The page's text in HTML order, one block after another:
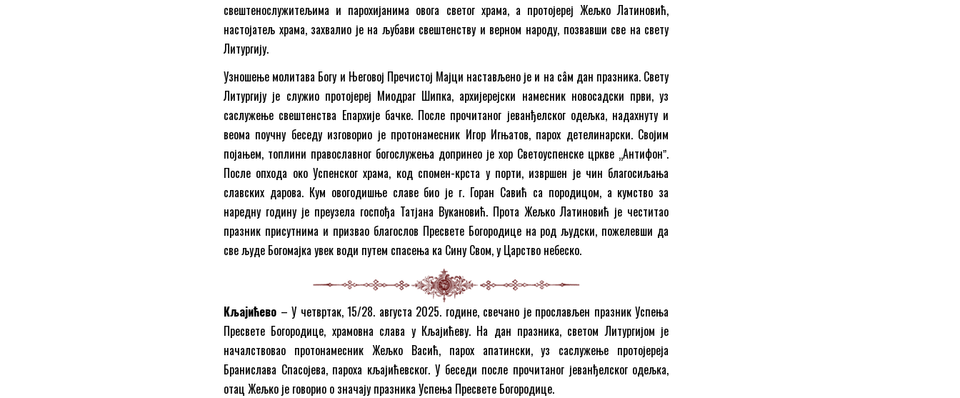
свештенослужитељима и парохијанима овога светог храма, а протојереј Жељко Латиновић,
настојатељ храма, захвалио је на љубави свештенству и верном народу, позвавши све на свету
Литургију.
Узношење молитава Богу и Његовој Пречистој Мајци настављено је и на сâм дан празника. Свету
Литургију је служио протојереј Миодраг Шипка, архијерејски намесник новосадски први, уз
саслужење свештенства Епархије бачке. После прочитаног јеванђелског одељка, надахнуту и
веома поучну беседу изговорио је протонамесник Игор Игњатов, парох детелинарски. Својим
појањем, топлини православног богослужења допринео је хор Светоуспенске цркве „Антифонˮ.
После опхода око Успенског храма, код спомен-крста у порти, извршен је чин благосиљања
славских дарова. Кум овогодишње славе био је г. Горан Савић са породицом, а кумство за
наредну годину је преузела госпођа Татјана Вукановић. Прота Жељко Латиновић је честитао
празник присутнима и призвао благослов Пресвете Богородице на род људски, пожелевши да
све људе Богомајка увек води путем спасења ка Сину Свом, у Царство небеско.
Кљајићево – У четвртак, 15/28. августа 2025. године, свечано је прослављен празник Успења
Пресвете Богородице, храмовна слава у Кљајићеву. На дан празника, светом Литургијом је
началствовао протонамесник Жељко Васић, парох апатински, уз саслужење протојереја
Бранислава Спасојева, пароха кљајићевског. У беседи после прочитаног јеванђелског одељка,
отац Жељко је говорио о значају празника Успења Пресвете Богородице.